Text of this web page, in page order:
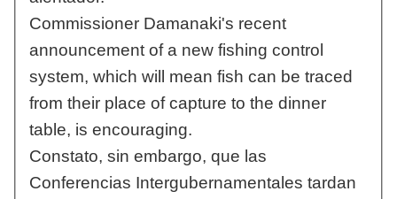
Commissioner Damanaki's recent
announcement of a new fishing control
system, which will mean fish can be traced
from their place of capture to the dinner
table, is encouraging.
Constato, sin embargo, que las
Conferencias Intergubernamentales tardan